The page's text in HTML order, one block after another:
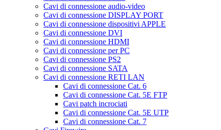
Cavi di connessione audio-video
Cavi di connessione DISPLAY PORT
Cavi di connessione dispositivi APPLE
Cavi di connessione DVI
Cavi di connessione HDMI
Cavi di connessione per PC
Cavi di connessione PS2
Cavi di connessione SATA
Cavi di connessione RETI LAN
Cavi di connessione Cat. 6
Cavi di connessione Cat. 5E FTP
Cavi patch incrociati
Cavi di connessione Cat. 5E UTP
Cavi di connessione Cat. 7